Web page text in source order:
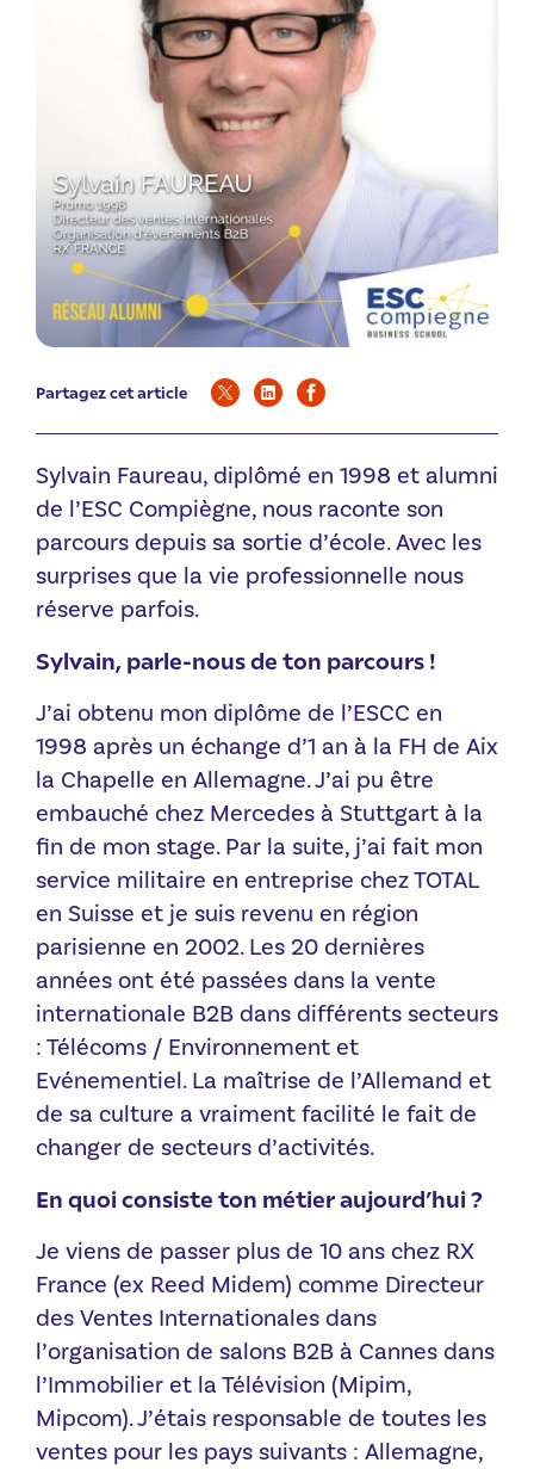
Partagez cet article
Sylvain Faureau, diplômé en 1998 et alumni
de l’ESC Compiègne, nous raconte son
parcours depuis sa sortie d’école. Avec les
surprises que la vie professionnelle nous
réserve parfois.
Sylvain, parle-nous de ton parcours !
J’ai obtenu mon diplôme de l’ESCC en
1998 après un échange d’1 an à la FH de Aix
la Chapelle en Allemagne. J’ai pu être
embauché chez Mercedes à Stuttgart à la
fin de mon stage. Par la suite, j’ai fait mon
service militaire en entreprise chez TOTAL
en Suisse et je suis revenu en région
parisienne en 2002. Les 20 dernières
années ont été passées dans la vente
internationale B2B dans différents secteurs
: Télécoms / Environnement et
Evénementiel. La maîtrise de l’Allemand et
de sa culture a vraiment facilité le fait de
changer de secteurs d’activités.
En quoi consiste ton métier aujourd’hui ?
Je viens de passer plus de 10 ans chez RX
France (ex Reed Midem) comme Directeur
des Ventes Internationales dans
l’organisation de salons B2B à Cannes dans
l’Immobilier et la Télévision (Mipim,
Mipcom). J’étais responsable de toutes les
ventes pour les pays suivants : Allemagne,